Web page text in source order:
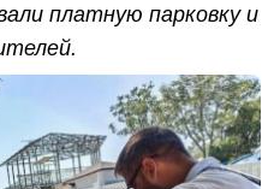
платную парковку и